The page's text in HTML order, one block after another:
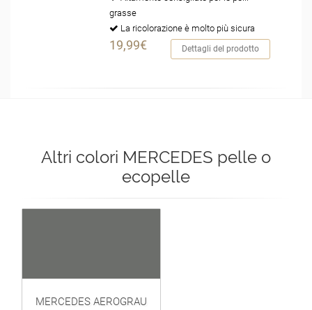
grasse
La ricolorazione è molto più sicura
19,99€ Dettagli del prodotto
Altri colori MERCEDES pelle o
ecopelle
MERCEDES AEROGRAU